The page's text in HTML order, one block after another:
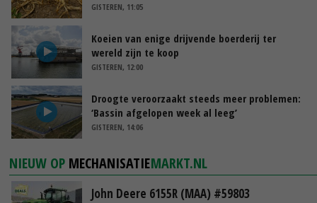
GISTEREN, 11:05
Koeien van enige drijvende boerderij ter
wereld zijn te koop
GISTEREN, 12:00
Droogte veroorzaakt steeds meer problemen:
‘Bassin afgelopen week al leeg’
GISTEREN, 14:06
NIEUW OP MECHANISATIEMARKT.NL
John Deere 6155R (MAA) #59803